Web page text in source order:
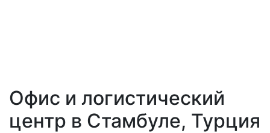
Офис и логистический
центр в Стамбуле, Турция